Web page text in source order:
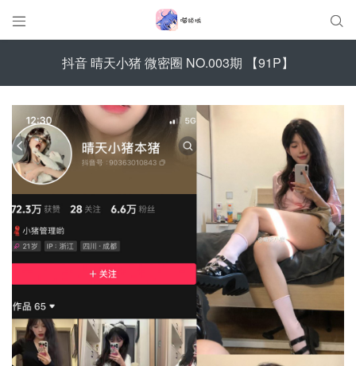
 
抖音 晴天小猪 微密圈 NO.003期 【91P】